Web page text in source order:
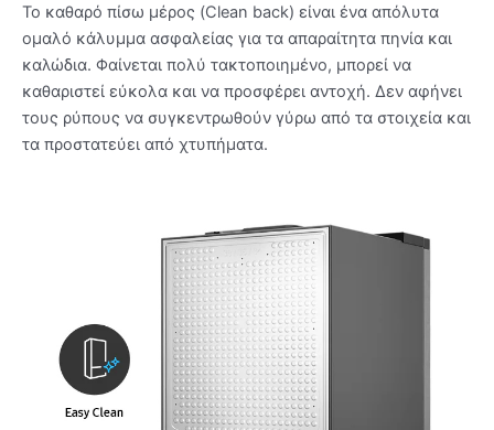
Το καθαρό πίσω μέρος (Clean back) είναι ένα απόλυτα
ομαλό κάλυμμα ασφαλείας για τα απαραίτητα πηνία και
καλώδια. Φαίνεται πολύ τακτοποιημένο, μπορεί να
καθαριστεί εύκολα και να προσφέρει αντοχή. Δεν αφήνει
τους ρύπους να συγκεντρωθούν γύρω από τα στοιχεία και
τα προστατεύει από χτυπήματα.